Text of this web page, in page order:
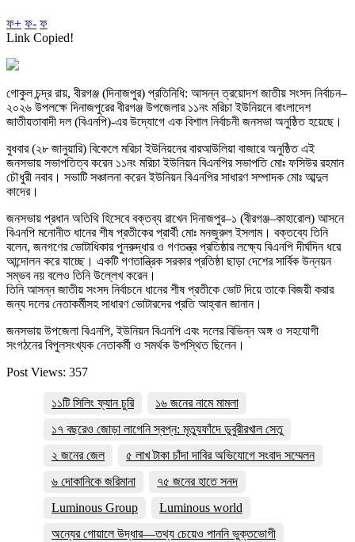
ফ+ ফ- ফ
Link Copied!
গোকুল চন্দ্র রায়, বীরগঞ্জ (দিনাজপুর) প্রতিনিধি: আসন্ন ত্রয়োদশ জাতীয় সংসদ নির্বাচন–
২০২৬ উপলক্ষে দিনাজপুরের বীরগঞ্জ উপজেলার ১১নং মরিচা ইউনিয়নে বাংলাদেশ
জাতীয়তাবাদী দল (বিএনপি)-এর উদ্যোগে এক বিশাল নির্বাচনী জনসভা অনুষ্ঠিত হয়েছে।
বুধবার (২৮ জানুয়ারি) বিকেলে মরিচা ইউনিয়নের বারআউলিয়া বাজারে অনুষ্ঠিত এই
জনসভায় সভাপতিত্ব করেন ১১নং মরিচা ইউনিয়ন বিএনপির সভাপতি মোঃ ফসিউর রহমান
চৌধুরী নবাব। সভাটি সঞ্চালনা করেন ইউনিয়ন বিএনপির সাধারণ সম্পাদক মোঃ আব্দুল
কাদের।
জনসভায় প্রধান অতিথি হিসেবে বক্তব্য রাখেন দিনাজপুর–১ (বীরগঞ্জ–কাহারোল) আসনে
বিএনপি মনোনীত ধানের শীষ প্রতীকের প্রার্থী মোঃ মনজুরুল ইসলাম। বক্তব্যে তিনি
বলেন, জনগণের ভোটাধিকার পুনরুদ্ধার ও গণতন্ত্র প্রতিষ্ঠার লক্ষ্যে বিএনপি দীর্ঘদিন ধরে
আন্দোলন করে যাচ্ছে। একটি গণতান্ত্রিক সরকার প্রতিষ্ঠা ছাড়া দেশের সার্বিক উন্নয়ন
সম্ভব নয় বলেও তিনি উল্লেখ করেন।
তিনি আসন্ন জাতীয় সংসদ নির্বাচনে ধানের শীষ প্রতীকে ভোট দিয়ে তাকে বিজয়ী করার
জন্য দলের নেতাকর্মীসহ সাধারণ ভোটারদের প্রতি আহ্বান জানান।
জনসভায় উপজেলা বিএনপি, ইউনিয়ন বিএনপি এবং দলের বিভিন্ন অঙ্গ ও সহযোগী
সংগঠনের বিপুলসংখ্যক নেতাকর্মী ও সমর্থক উপস্থিত ছিলেন।
Post Views: 357
১১টি সিলিং ফ্যান চুরি
১৬ জনের নামে মামলা
১৭ বছরেও জোড়া লাগেনি স্বপ্ন: মৃত্যুফাঁদে ডুবুরীরখাল সেতু
২ জনের জেল
৫ লাখ টাকা চাঁদা দাবির অভিযোগে সংবাদ সম্মেলন
৬ দোকানিকে জরিমানা
৭৫ জনের হাতে সনদ
Luminous Group
Luminous world
অন্যের গোয়ালে উদ্ধার—তথ্য চেয়েও পাননি ভুক্তভোগী